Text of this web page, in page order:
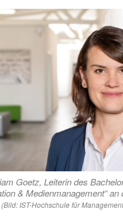
Goetz, Leiterin des
& Medienmanagement“ an
(Bild: IST-Hochschule für